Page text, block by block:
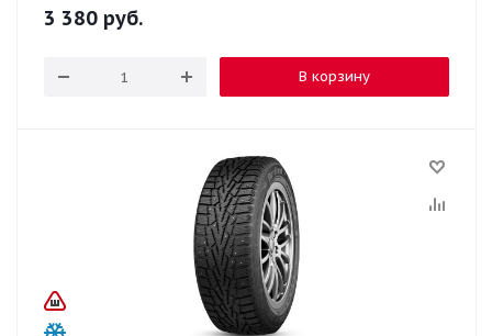
3 380 руб.
В корзину